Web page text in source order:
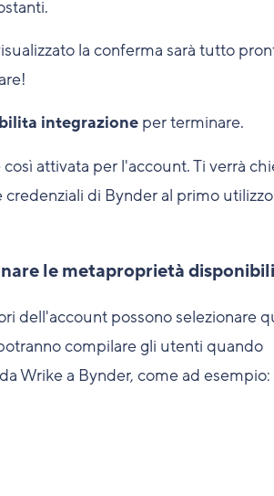
la conferma sarà tutto
integrazione per terminare.
attivata per l'account. Ti verrà
credenziali di Bynder al primo
le metaproprietà disponibili
dell'account possono selezionare
compilare gli utenti quando
Wrike a Bynder, come ad esempio: